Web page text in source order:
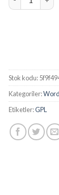
WP Rocket
Stok kodu:
Kategoriler:
Etiketler:GPL